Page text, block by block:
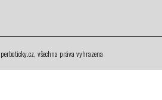
všechna práva vyhrazena